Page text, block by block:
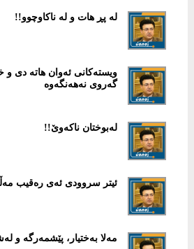
لە پڕ هات و لە ناکاوچوو!!
ویستەکانی ئەوان هاتە دی و
گەروی نەهەنگەوە
لەبوختان ناکەوێ!!
ئیتر سروودی ئەی رەقیب
مەلا بەختیار، پێشمەرگە و